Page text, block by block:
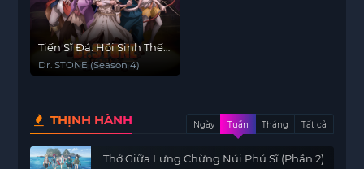
Tiến Sĩ Đá: Hồi Sinh Thế
Giới (Phần 4)
Dr. STONE (Season 4)
THỊNH HÀNH Ngày Tuần Tháng Tất cả
Thở Giữa Lưng Chừng Núi Phú Sĩ (Phần 2)